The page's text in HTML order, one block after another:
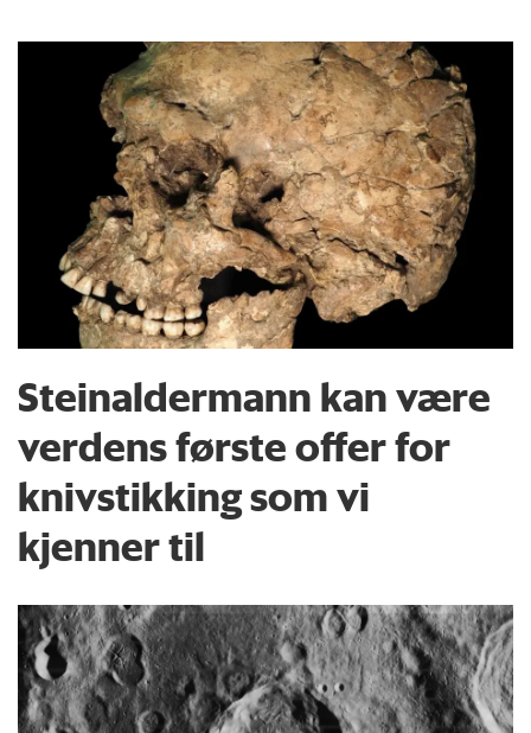
Steinaldermann kan være
verdens første offer for
knivstikking som vi
kjenner til